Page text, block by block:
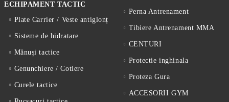
ECHIPAMENT TACTIC
Plate Carrier / Veste antiglonț
Sisteme de hidratare
Mănuși tactice
Genunchiere / Cotiere
Curele tactice
Perna Antrenament
Tibiere Antrenament MMA
CENTURI
Protectie inghinala
Proteza Gura
ACCESORII GYM